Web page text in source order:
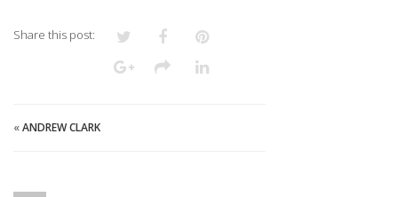
Share this post:
«ANDREW CLARK